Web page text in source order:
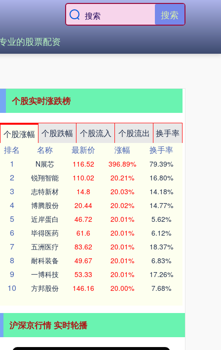
搜索
业的股票配资
个股实时涨跌榜
个股涨幅 个股跌幅 个股流入 个股流出
换手率
排名
名称 最新价 涨幅
换手率
1
N展芯 116.52 396.89% 79.39%
2 锐翔智能 110.02 20.21% 16.80%
3 志特新材 14.8 20.03% 14.18%
4 博腾股份 20.44 20.02% 14.77%
5 近岸蛋白 46.72 20.01% 5.62%
6 毕得医药 61.6 20.01% 6.12%
7 五洲医疗 83.62 20.01% 18.37%
8 耐科装备 49.67 20.01% 6.83%
9 一博科技 53.33 20.01% 17.26%
10 方邦股份 146.16 20.00% 7.68%
沪深京行情 实时轮播